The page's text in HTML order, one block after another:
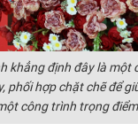
khẳng định đây là một
phối hợp chặt chẽ để
công trình trọng